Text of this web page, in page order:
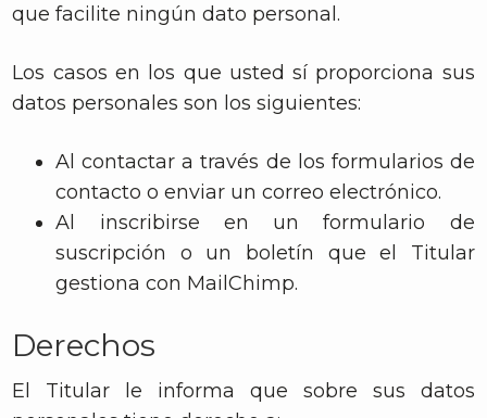
que facilite ningún dato personal.
Los casos en los que usted sí proporciona sus
datos personales son los siguientes:
Al contactar a través de los formularios de
contacto o enviar un correo electrónico.
Al inscribirse en un formulario de
suscripción o un boletín que el Titular
gestiona con MailChimp.
Derechos
El Titular le informa que sobre sus datos